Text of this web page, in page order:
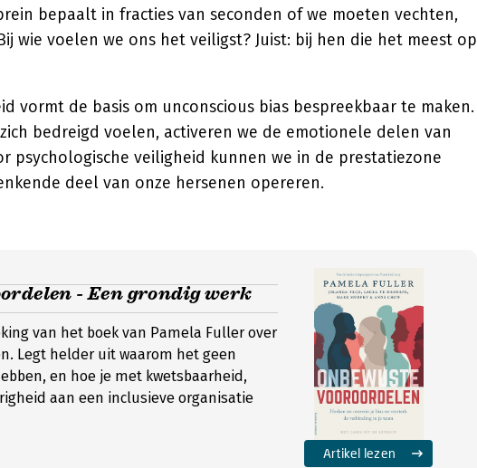
bepaalt in fracties van seconden of we moeten vechten,
wie voelen we ons het veiligst? Juist: bij hen die het meest op
vormt de basis om unconscious bias bespreekbaar te maken.
bedreigd voelen, activeren we de emotionele delen van
psychologische veiligheid kunnen we in de prestatiezone
deel van onze hersenen opereren.
- Een grondig werk
van het boek van Pamela Fuller over
Legt helder uit waarom het geen
en hoe je met kwetsbaarheid,
aan een inclusieve organisatie
Artikel lezen